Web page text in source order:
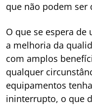
que não podem ser
O que se espera
a melhoria da
com amplos
qualquer
equipamentos
ininterrupto, o que